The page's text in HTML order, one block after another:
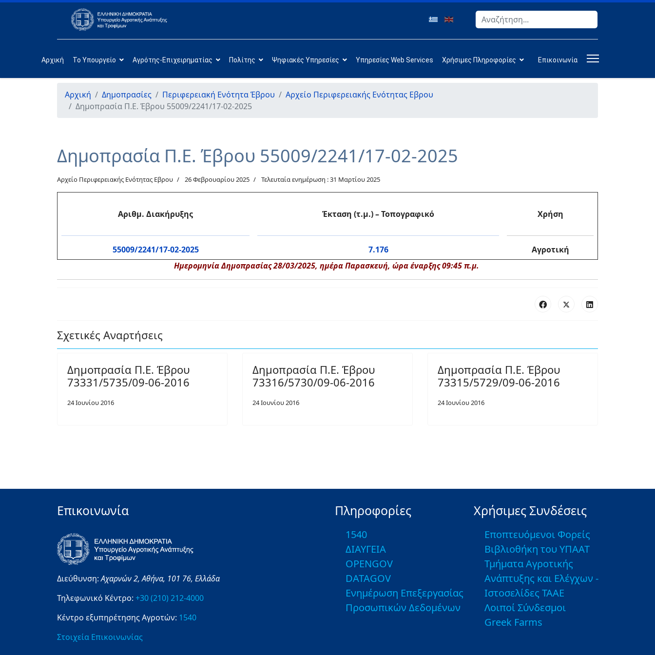
Αναζήτηση
Αρχική Το Υπουργείο Αγρότης-Επιχειρηματίας Πολίτης Ψηφιακές Υπηρεσίες Υπηρεσίες Web Services Χρήσιμες Πληροφορίες Επικοινωνία
Αρχική Δημοπρασίες Περιφερειακή Ενότητα Έβρου
Αρχείο Περιφερειακής Ενότητας Εβρου
Δημοπρασία Π.Ε. Έβρου 55009/2241/17-02-2025
Δημοπρασία Π.Ε. Έβρου 55009/2241/17-02-2025
Αρχείο Περιφερειακής Ενότητας Εβρου 26 Φεβρουαρίου 2025 Τελευταία ενημέρωση : 31 Μαρτίου 2025
Αριθμ. Διακήρυξης Έκταση (τ.μ.)– Τοπογραφικό Χρήση
55009/2241/17-02-2025 7.176
Αγροτική
Ημερομηνία Δημοπρασίας 28/03/2025, ημέρα Παρασκευή, ώρα έναρξης 09:45 π.μ.
Σχετικές Αναρτήσεις
Δημοπρασία Π.Ε. Έβρου
73331/5735/09-06-2016
24 Ιουνίου 2016
Δημοπρασία Π.Ε. Έβρου
73316/5730/09-06-2016
24 Ιουνίου 2016
Δημοπρασία Π.Ε. Έβρου
73315/5729/09-06-2016
24 Ιουνίου 2016
Επικοινωνία
Διεύθυνση:Αχαρνών 2,Αθήνα, 101 76, Ελλάδα
Τηλεφωνικό Κέντρο: +30 (210) 212-4000
Κέντρο εξυπηρέτησης Αγροτών: 1540
Στοιχεία Επικοινωνίας
Πληροφορίες
1540
ΔΙΑΥΓΕΙΑ
OPENGOV
DATAGOV
Ενημέρωση Επεξεργασίας
Προσωπικών Δεδομένων
Χρήσιμες Συνδέσεις
Εποπτευόμενοι Φορείς
Βιβλιοθήκη του ΥΠΑΑΤ
Τμήματα Αγροτικής
Ανάπτυξης και Ελέγχων -
Ιστοσελίδες ΤΑΑΕ
Λοιποί Σύνδεσμοι
Greek Farms